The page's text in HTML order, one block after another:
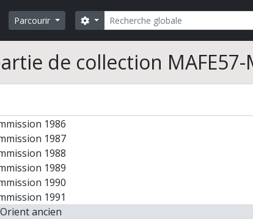
Parcourir Rechercher
Search options
de collection
1982, Afrique
1986
1987
1988
1989
1990
1991
Orient ancien